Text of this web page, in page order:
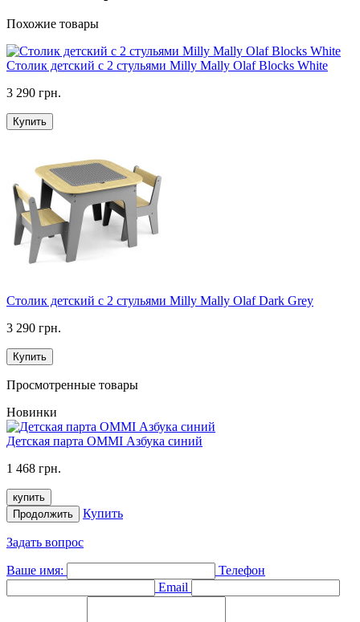
Похожие товары
Столик детский с 2 стульями Milly Mally Olaf Blocks White
3 290 грн.
Купить
Столик детский с 2 стульями Milly Mally Olaf Dark Grey
3 290 грн.
Купить
Просмотренные товары
Новинки
Детская парта OMMI Азбука синий
1 468 грн.
купить
Продолжить
Купить
Задать вопрос
Ваше имя:
Телефон
Email